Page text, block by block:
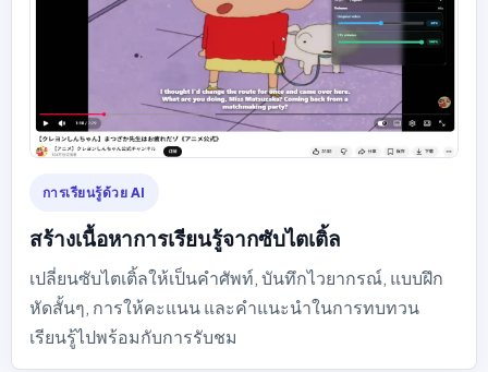
การเรียนรู้ด้วย AI
สร้างเนื้อหาการเรียนรู้จากซับไตเติ้ล
เปลี่ยนซับไตเติ้ลให้เป็นคำศัพท์, บันทึกไวยากรณ์, แบบฝึก
หัดสั้นๆ, การให้คะแนน และคำแนะนำในการทบทวน
เรียนรู้ไปพร้อมกับการรับชม